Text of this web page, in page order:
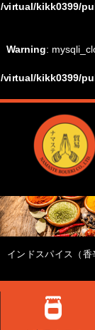
/virtual/kikk0399/
Warning:
/virtual/kikk0399/
インドスパイス（